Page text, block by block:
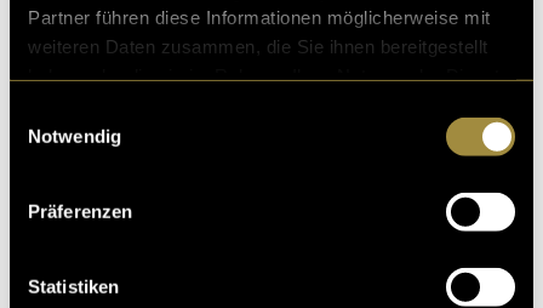
Partner führen diese Informationen möglicherweise mit
weiteren Daten zusammen, die Sie ihnen bereitgestellt
Notwendig
Präferenzen
Statistiken